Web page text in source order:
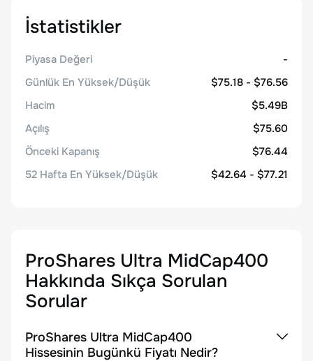
İstatistikler
Piyasa Değeri
-
Günlük En Yüksek/Düşük
$75.18 - $76.56
Hacim
$5.49B
Açılış
$75.60
Önceki Kapanış
$76.44
52 Hafta En Yüksek/Düşük
$42.64 - $77.21
ProShares Ultra MidCap400
Hakkında Sıkça Sorulan
Sorular
ProShares Ultra MidCap400
Hissesinin Bugünkü Fiyatı Nedir?